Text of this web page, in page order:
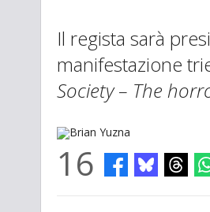
Il regista sarà
manifestazione
Society – The
16